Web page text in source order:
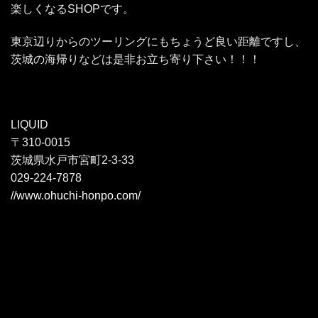
楽しくなるSHOPです。
東京辺りからのツーリングにもちょうど良い距離ですし、
茨城の海帰りなどは是非お立ち寄り下さい！！！
LIQUID
〒310-0015
茨城県水戸市宮町2-3-33
029-224-7878
//www.ohuchi-honpo.com/